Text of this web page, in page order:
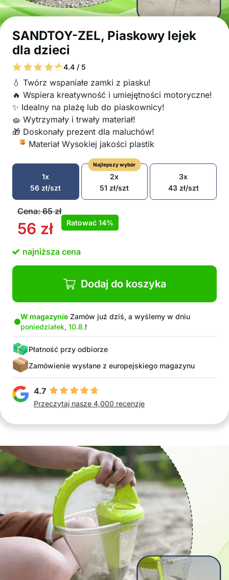
SANDTOY-ZEL, Piaskowy lejek
dla dzieci
4.4 / 5
💧 Twórz wspaniałe zamki z piasku!
🔥 Wspiera kreatywność i umiejętności motoryczne!
✨ Idealny na plażę lub do piaskownicy!
🧽 Wytrzymały i trwały materiał!
🎁 Doskonały prezent dla maluchów!
Materiał Wysokiej jakości plastik
1x
56 zł/szt
Najlepszy wybór
2x
51 zł/szt
3x
43 zł/szt
Cena:65zł
56 zł Ratować 14%
najniższa cena
Dodaj do koszyka
W magazynie Zamów już dziś, a wyślemy w dniu
poniedziałek, 10.8.!
Płatność przy odbiorze
Zamówienie wysłane z europejskiego magazynu
4.7
Przeczytaj nasze 4,000 recenzje